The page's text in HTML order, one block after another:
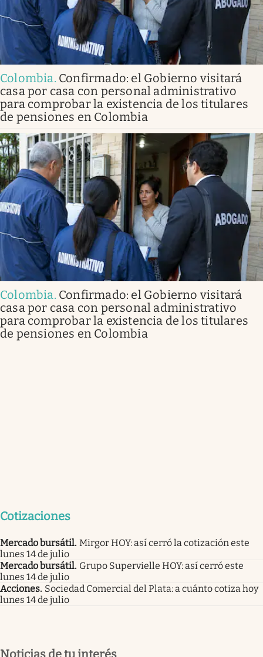
Colombia. Confirmado: el Gobierno visitará
casa por casa con personal administrativo
para comprobar la existencia de los titulares
de pensiones en Colombia
Colombia. Confirmado: el Gobierno visitará
casa por casa con personal administrativo
para comprobar la existencia de los titulares
de pensiones en Colombia
Cotizaciones
Mercado bursátil. Mirgor HOY: así cerró la cotización este
lunes 14 de julio
Mercado bursátil. Grupo Supervielle HOY: así cerró este
lunes 14 de julio
Acciones. Sociedad Comercial del Plata: a cuánto cotiza hoy
lunes 14 de julio
Noticias de tu interés